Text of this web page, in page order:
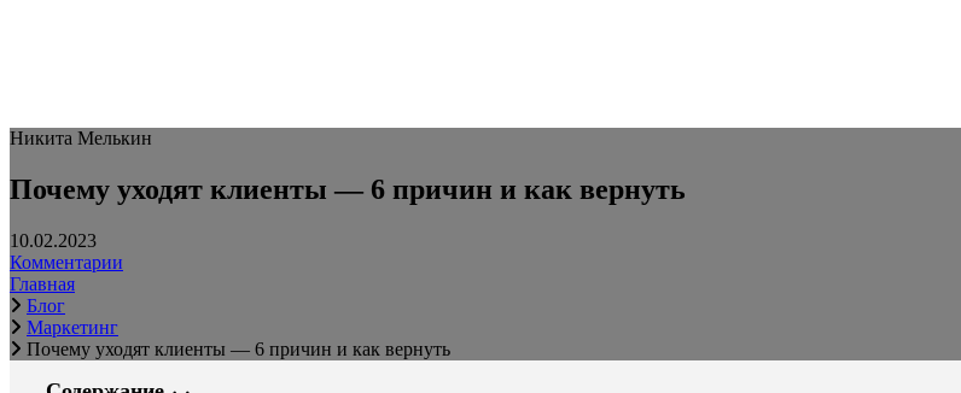
Никита Мелькин
Почему уходят клиенты — 6 причин и как вернуть
10.02.2023
Комментарии
Главная
Блог
Маркетинг
Почему уходят клиенты — 6 причин и как вернуть